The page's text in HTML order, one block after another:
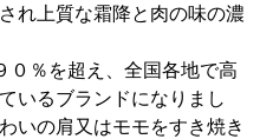
れ上質な霜降と肉の味の濃
％を超え、全国各地で高
いるブランドになりまし
いの肩又はモモをすき焼き